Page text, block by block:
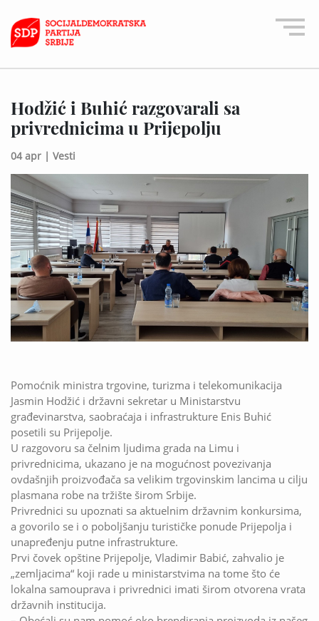
Hodžić i Buhić razgovarali sa
privrednicima u Prijepolju
04 apr | Vesti
Pomoćnik ministra trgovine, turizma i telekomunikacija
Jasmin Hodžić i državni sekretar u Ministarstvu
građevinarstva, saobraćaja i infrastrukture Enis Buhić
posetili su Prijepolje.
U razgovoru sa čelnim ljudima grada na Limu i
privrednicima, ukazano je na mogućnost povezivanja
ovdašnjih proizvođača sa velikim trgovinskim lancima u cilju
plasmana robe na tržište širom Srbije.
Privrednici su upoznati sa aktuelnim državnim konkursima,
a govorilo se i o poboljšanju turističke ponude Prijepolja i
unapređenju putne infrastrukture.
Prvi čovek opštine Prijepolje, Vladimir Babić, zahvalio je
„zemljacima“ koji rade u ministarstvima na tome što će
lokalna samouprava i privrednici imati širom otvorena vrata
državnih institucija.